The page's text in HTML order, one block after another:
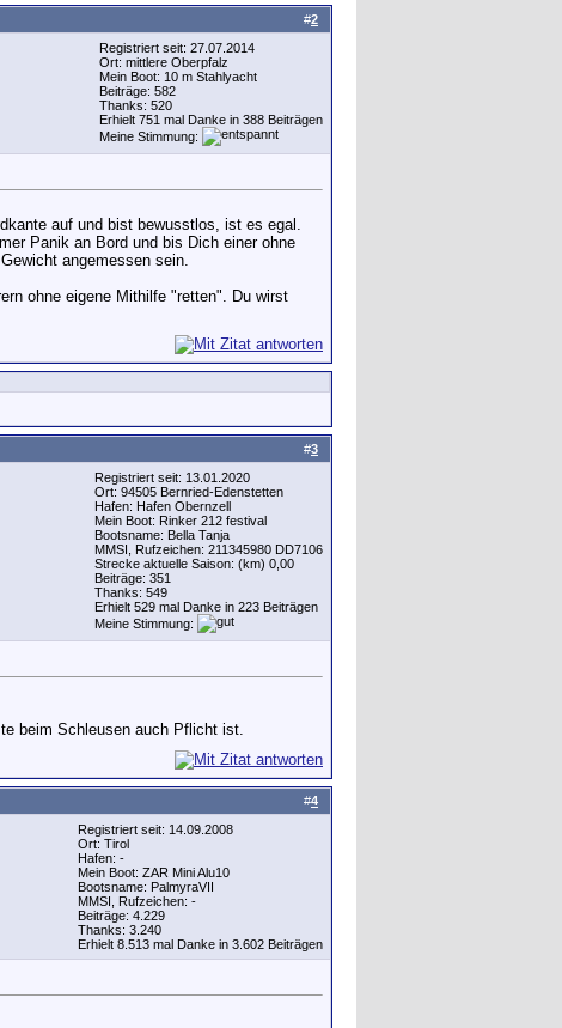
#2
Registriert seit: 27.07.2014
Ort: mittlere Oberpfalz
Mein Boot: 10 m Stahlyacht
Beiträge: 582
Thanks: 520
Erhielt 751 mal Danke in 388 Beiträgen
Meine Stimmung:
auf und bist bewusstlos, ist es egal.
Panik an Bord und bis Dich einer ohne
angemessen sein.
ohne eigene Mithilfe "retten". Du wirst
#3
Registriert seit: 13.01.2020
Ort: 94505 Bernried-Edenstetten
Hafen: Hafen Obernzell
Mein Boot: Rinker 212 festival
Bootsname: Bella Tanja
MMSI, Rufzeichen: 211345980 DD7106
Strecke aktuelle Saison: (km) 0,00
Beiträge: 351
Thanks: 549
Erhielt 529 mal Danke in 223 Beiträgen
Meine Stimmung:
beim Schleusen auch Pflicht ist.
#4
Registriert seit: 14.09.2008
Ort: Tirol
Hafen: -
Mein Boot: ZAR Mini Alu10
Bootsname: PalmyraVII
MMSI, Rufzeichen: -
Beiträge: 4.229
Thanks: 3.240
Erhielt 8.513 mal Danke in 3.602 Beiträgen